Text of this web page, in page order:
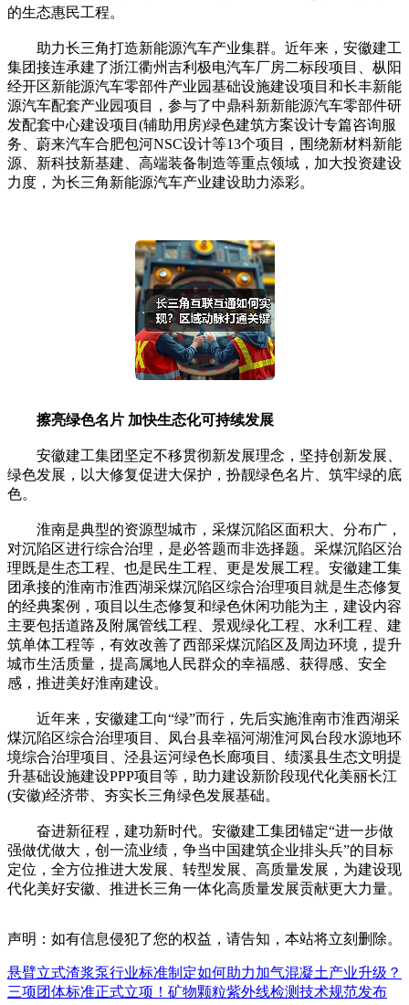
的生态惠民工程。
助力长三角打造新能源汽车产业集群。近年来，安徽建工
集团接连承建了浙江衢州吉利极电汽车厂房二标段项目、枞阳
经开区新能源汽车零部件产业园基础设施建设项目和长丰新能
源汽车配套产业园项目，参与了中鼎科新新能源汽车零部件研
发配套中心建设项目(辅助用房)绿色建筑方案设计专篇咨询服
务、蔚来汽车合肥包河NSC设计等13个项目，围绕新材料新能
源、新科技新基建、高端装备制造等重点领域，加大投资建设
力度，为长三角新能源汽车产业建设助力添彩。
擦亮绿色名片 加快生态化可持续发展
安徽建工集团坚定不移贯彻新发展理念，坚持创新发展、
绿色发展，以大修复促进大保护，扮靓绿色名片、筑牢绿的底
色。
淮南是典型的资源型城市，采煤沉陷区面积大、分布广，
对沉陷区进行综合治理，是必答题而非选择题。采煤沉陷区治
理既是生态工程、也是民生工程、更是发展工程。安徽建工集
团承接的淮南市淮西湖采煤沉陷区综合治理项目就是生态修复
的经典案例，项目以生态修复和绿色休闲功能为主，建设内容
主要包括道路及附属管线工程、景观绿化工程、水利工程、建
筑单体工程等，有效改善了西部采煤沉陷区及周边环境，提升
城市生活质量，提高属地人民群众的幸福感、获得感、安全
感，推进美好淮南建设。
近年来，安徽建工向“绿”而行，先后实施淮南市淮西湖采
煤沉陷区综合治理项目、凤台县幸福河湖淮河凤台段水源地环
境综合治理项目、泾县运河绿色长廊项目、绩溪县生态文明提
升基础设施建设PPP项目等，助力建设新阶段现代化美丽长江
(安徽)经济带、夯实长三角绿色发展基础。
奋进新征程，建功新时代。安徽建工集团锚定“进一步做
强做优做大，创一流业绩，争当中国建筑企业排头兵”的目标
定位，全方位推进大发展、转型发展、高质量发展，为建设现
代化美好安徽、推进长三角一体化高质量发展贡献更大力量。
声明：如有信息侵犯了您的权益，请告知，本站将立刻删除。
悬臂立式渣浆泵行业标准制定如何助力加气混凝土产业升级？
三项团体标准正式立项！矿物颗粒紫外线检测技术规范发布